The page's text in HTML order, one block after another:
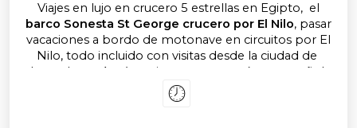
Viajes en lujo en crucero 5 estrellas en Egipto, el
barco Sonesta St George crucero por El Nilo, pasar
vacaciones a bordo de motonave en circuitos por El
Nilo, todo incluido con visitas desde la ciudad de
Luxor hasta Asuán y viceversa con guía en español,
las entradas y todos los traslados para visitas al
templo de Karnak y los obeliscos grandes de granito,